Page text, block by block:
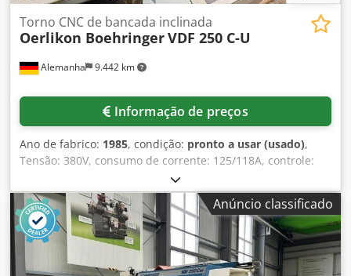
Alemanha 9.442 km
Torno CNC de bancada inclinada
Oerlikon BoehringerVDF 250 C-U
Informação de preços
Ano de fabrico: 1985, condição: pronto a usar (usado),
Tensão: 380V, consumo de corrente: 125/118A, controle:
Philips B2T 6, equipamento: torre hidráulica presente,
área de trabalho fechada com geometria de bancada
inclinada, hidráulica de fixação, tubulação, condição:
totalmente funcional, excelente estado mecânico,
visualmente bem conservado, parcialmente revisado, torre
de ferramentas: codificador de posição angular totalmente
Anúncio classificado